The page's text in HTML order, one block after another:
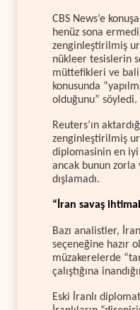
CBS News’e
henüz sona
zenginleştirilmiş
nükleer tesislerin
müttefikleri ve
konusunda
olduğunu” söyledi.
Reuters’ın
zenginleştirilmiş
diplomasinin en
ancak bunun zorla
dışlamadı.
“İran savaş
Bazı analistler,
seçeneğine hazır
müzakerelerde
çalıştığına
Eski İranlı